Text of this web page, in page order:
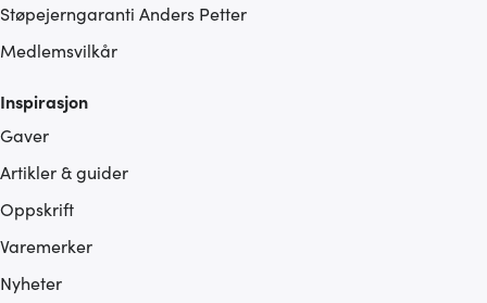
Støpejerngaranti Anders Petter
Medlemsvilkår
Inspirasjon
Gaver
Artikler & guider
Oppskrift
Varemerker
Nyheter